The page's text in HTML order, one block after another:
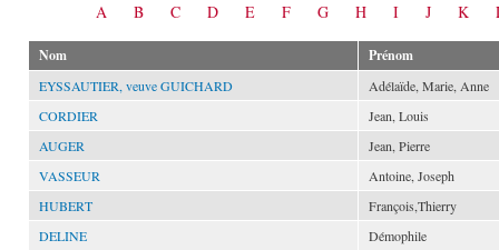
A B C D E F G H I J K
Nom Prénom
EYSSAUTIER, veuve GUICHARD
Adélaïde, Marie, Anne
CORDIER
Jean, Louis
AUGER
Jean, Pierre
VASSEUR
Antoine, Joseph
HUBERT
François,Thierry
DELINE
Démophile